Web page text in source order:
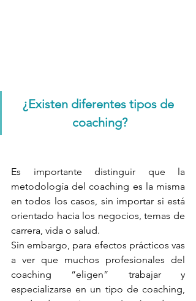
¿Existen diferentes tipos de
coaching?
Es importante distinguir que la
metodología del coaching es la misma
en todos los casos, sin importar si está
orientado hacia los negocios, temas de
carrera, vida o salud.
Sin embargo, para efectos prácticos vas
a ver que muchos profesionales del
coaching “eligen” trabajar y
especializarse en un tipo de coaching,